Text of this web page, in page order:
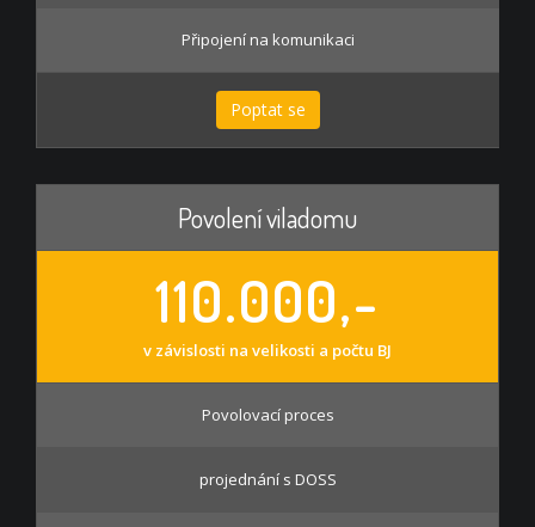
Připojení na komunikaci
Poptat se
Povolení viladomu
110.000,-
v závislosti na velikosti a počtu BJ
Povolovací proces
projednání s DOSS